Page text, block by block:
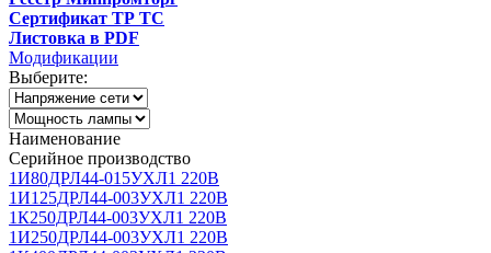
Сертификат ТР ТС
Листовка в PDF
Модификации
Выберите:
Наименование
Серийное производство
1И80ДРЛ44-015УХЛ1 220В
1И125ДРЛ44-003УХЛ1 220В
1К250ДРЛ44-003УХЛ1 220В
1И250ДРЛ44-003УХЛ1 220В